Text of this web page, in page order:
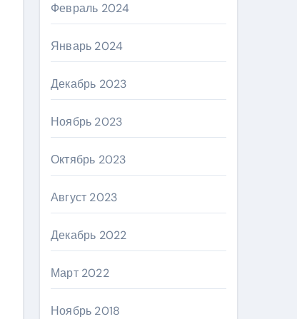
Февраль 2024
Январь 2024
Декабрь 2023
Ноябрь 2023
Октябрь 2023
Август 2023
Декабрь 2022
Март 2022
Ноябрь 2018